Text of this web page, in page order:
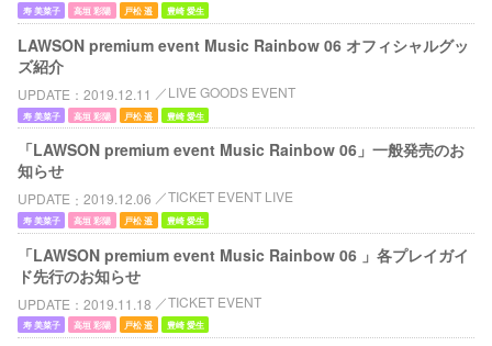
寿 美菜子 高垣 彩陽 戸松 遥 豊崎 愛生
LAWSON premium event Music Rainbow 06 オフィシャルグッ
ズ紹介
UPDATE 2019.12.11 LIVE GOODS EVENT
寿 美菜子 高垣 彩陽 戸松 遥 豊崎 愛生
「LAWSON premium event Music Rainbow 06」一般発売のお
知らせ
UPDATE 2019.12.06 TICKET EVENT LIVE
寿 美菜子 高垣 彩陽 戸松 遥 豊崎 愛生
「LAWSON premium event Music Rainbow 06 」各プレイガイ
ド先行のお知らせ
UPDATE 2019.11.18 TICKET EVENT
寿 美菜子 高垣 彩陽 戸松 遥 豊崎 愛生